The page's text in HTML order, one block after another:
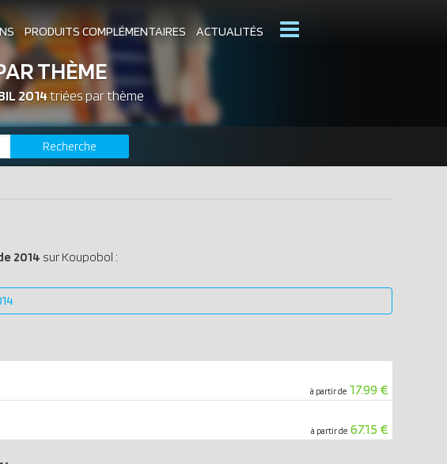
PRODUITS COMPLÉMENTAIRES ACTUALITÉS
PLAYMOBIL CATALOGUES PLAYMOBIL
PLUS CHERS DERNIERS PLAYMOBIL AJOUTÉS
THÈME
2014triées par thème
Recherche
2014 sur Koupobol :
à partir de 17.99 €
à partir de 67.15 €